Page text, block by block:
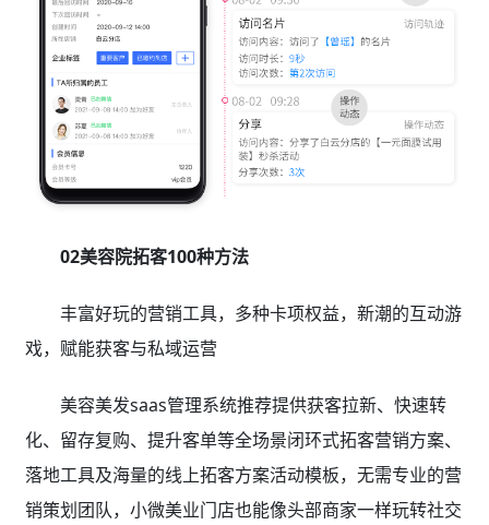
02美容院拓客100种方法
丰富好玩的营销工具，多种卡项权益，新潮的互动游
戏，赋能获客与私域运营
美容美发saas管理系统推荐提供获客拉新、快速转
化、留存复购、提升客单等全场景闭环式拓客营销方案、
落地工具及海量的线上拓客方案活动模板，无需专业的营
销策划团队，小微美业门店也能像头部商家一样玩转社交